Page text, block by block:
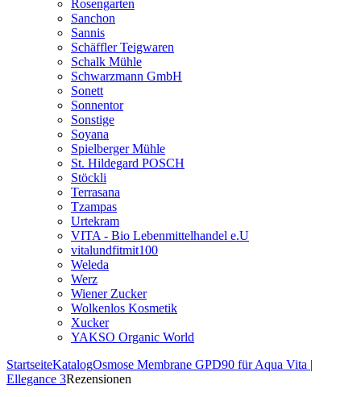
Rosengarten
Sanchon
Sannis
Schäffler Teigwaren
Schalk Mühle
Schwarzmann GmbH
Sonett
Sonnentor
Sonstige
Soyana
Spielberger Mühle
St. Hildegard POSCH
Stöckli
Terrasana
Tzampas
Urtekram
VITA - Bio Lebenmittelhandel e.U
vitalundfitmit100
Weleda
Werz
Wiener Zucker
Wolkenlos Kosmetik
Xucker
YAKSO Organic World
StartseiteKatalogOsmose Membrane GPD90 für Aqua Vita |
Ellegance 3Rezensionen